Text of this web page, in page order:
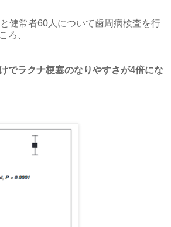
健常者60人について歯周病検査を行
ろ、
でラクナ梗塞のなりやすさが4倍にな